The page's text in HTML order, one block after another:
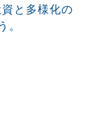
と多様化の
。